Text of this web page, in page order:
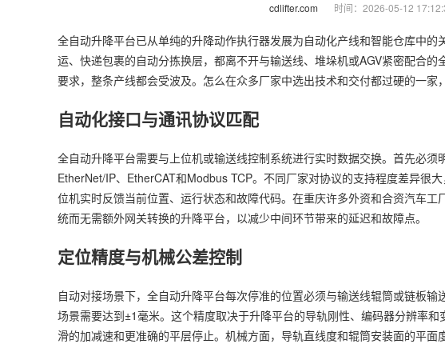
cdlifter.com 时间：2026-05-12
全自动升降平台已从单纯的升降动作执行器发展为自动化产线和智能仓库中
运、快递包裹的自动分拣换层，都离不开与输送线、堆垛机或AGV紧密配合
要求，整条产线都会受波及。怎么在众多厂家中选出技术和交付都过硬的一家
自动化接口与通讯协议匹配
全自动升降平台需要与上位机或输送线控制系统进行实时数据交换。首先必须
EtherNet/IP、EtherCAT和Modbus TCP。不同厂家对协议的支持程度差异很
位机实时反馈当前位置、运行状态和故障代码。在重庆许多外资和合资汽车
统而无需额外网关转换的升降平台，以减少中间环节带来的延迟和故障点。
定位精度与机械公差控制
自动对接场景下，全自动升降平台每次停准的位置必须与输送线辊筒或链板
场景需要达到±1毫米。这个精度取决于升降平台的导轨刚性、编码器分辨率
滑的加减速和更准确的平层停止。机械方面，导轨直线度和辊筒安装面的平